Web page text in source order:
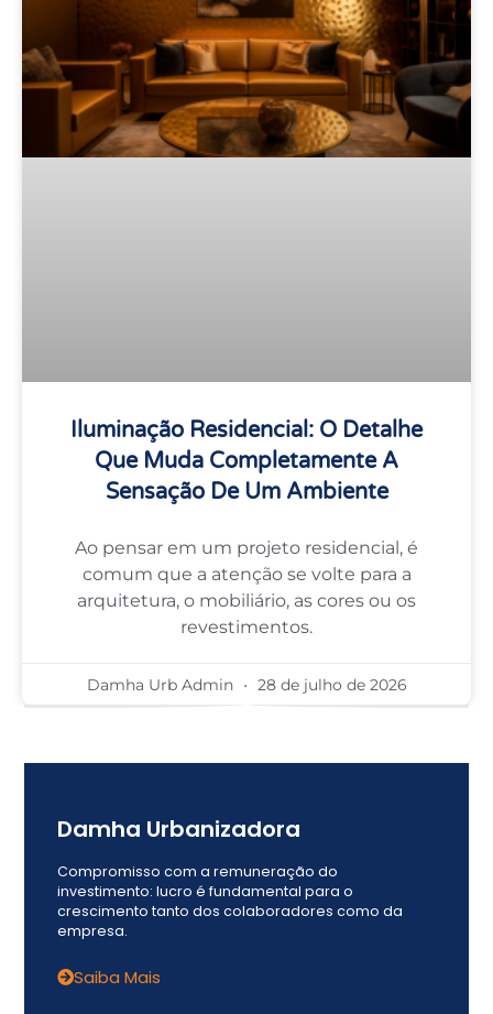
Iluminação Residencial: O Detalhe
Que Muda Completamente A
Sensação De Um Ambiente
Ao pensar em um projeto residencial, é
comum que a atenção se volte para a
arquitetura, o mobiliário, as cores ou os
revestimentos.
Damha Urb Admin 28 de julho de 2026
Damha Urbanizadora
Compromisso com a remuneração do
investimento: lucro é fundamental para o
crescimento tanto dos colaboradores como da
empresa.
Saiba Mais